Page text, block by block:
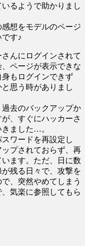
るようで助かりまし
想をモデルのページ
す♪
んにログインされて
ページが表示できな
もログインできず
思う時がありまし
去のバックアップか
、すぐにハッカーさ
ました…。
ワードを再設定し
プされておらず、再
ます。ただ、日に数
残る日々で、攻撃を
、突然やめてしまう
気楽に参照してもら